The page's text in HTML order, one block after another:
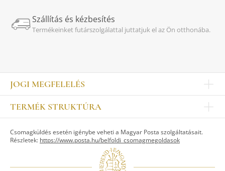
Szállítás és kézbesítés
Termékeinket futárszolgálattal juttatjuk el az Ön otthonába.
JOGI MEGFELELÉS
Impresszum
Kapcsolat
Jogi nyilatkozat
TERMÉK STRUKTÚRA
ASZTALKULTÚRA
Csomagküldés esetén igénybe veheti a Magyar Posta szolgáltatásait.
Részletek: https://www.posta.hu/belfoldi_csomagmegoldasok